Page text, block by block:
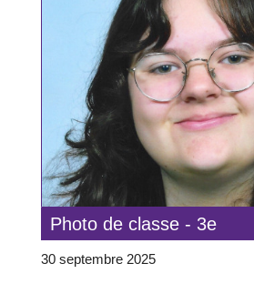
Photo de classe - 3e
30 septembre 2025